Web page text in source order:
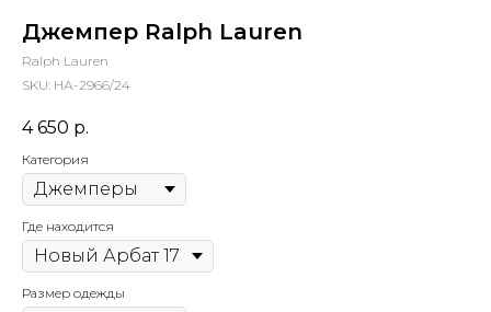
Джемпер Ralph Lauren
Ralph Lauren
SKU: НА-2966/24
4 650 р.
Категория
Где находится
Размер одежды